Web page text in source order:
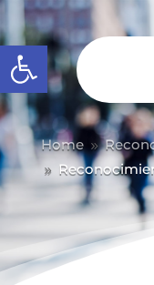
Abrir barra de
Home 9
9